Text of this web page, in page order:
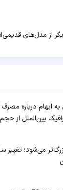
از مدل‌های
ابهام درباره مصرف
بین‌الملل از
پرو بزرگ‌تر می‌شود؛